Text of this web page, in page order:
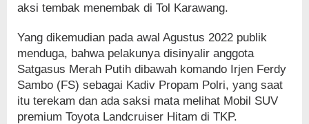
aksi tembak menembak di Tol Karawang.
Yang dikemudian pada awal Agustus 2022 publik
menduga, bahwa pelakunya disinyalir anggota
Satgasus Merah Putih dibawah komando Irjen Ferdy
Sambo (FS) sebagai Kadiv Propam Polri, yang saat
itu terekam dan ada saksi mata melihat Mobil SUV
premium Toyota Landcruiser Hitam di TKP.